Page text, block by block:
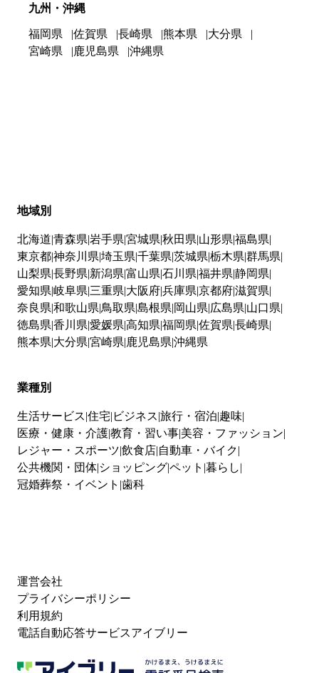
九州・沖縄
福岡県 佐賀県 長崎県 熊本県
大分県
宮崎県
鹿児島県 沖縄県
地域別
北海道 青森県 岩手県 宮城県 秋田県 山形県 福島県
東京都神奈川県 埼玉県 千葉県 茨城県 栃木県 群馬県
山梨県 長野県 新潟県 富山県 石川県 福井県 静岡県
愛知県 岐阜県 三重県 大阪府兵庫県 京都府滋賀県
奈良県 和歌山県 鳥取県 島根県 岡山県 広島県 山口県
徳島県 香川県 愛媛県 高知県 福岡県 佐賀県 長崎県
熊本県 大分県 宮崎県 鹿児島県 沖縄県
業種別
生活サービス 住宅 ビジネス 旅行・宿泊 趣味
医療・健康・介護教育・習い事 美容・ファッション
レジャー・スポーツ 飲食店 自動車・バイク
公共機関・団体 ショッピングペット 暮らし
冠婚葬祭・イベント 歯科
運営会社
プライバシーポリシー
利用規約
電話自動応答サービスアイブリー